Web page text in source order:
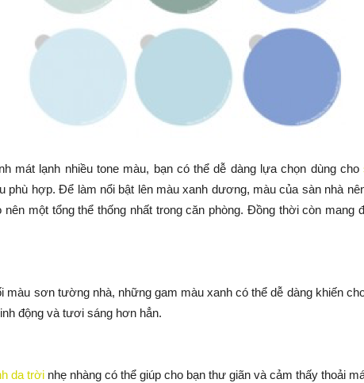
mát lạnh nhiều tone màu, bạn có thể dễ dàng lựa chọn dùng cho
phù hợp. Để làm nổi bật lên màu xanh dương, màu của sàn nhà
nên một tổng thể thống nhất trong căn phòng. Đồng thời còn mang
màu sơn tường nhà, những gam màu xanh có thể dễ dàng khiến
động và tươi sáng hơn hẳn.
da trời nhẹ nhàng có thể giúp cho bạn thư giãn và cảm thấy thoải